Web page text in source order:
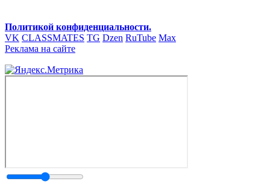
Политикой конфиденциальности.
VK CLASSMATES TG Dzen RuTube Max
Реклама на сайте